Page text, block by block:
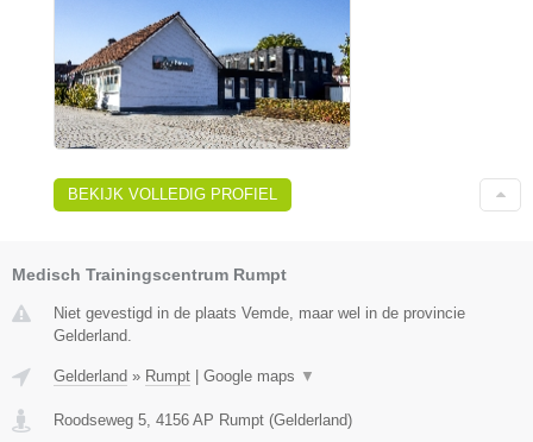
BEKIJK VOLLEDIG PROFIEL
Medisch Trainingscentrum Rumpt
Niet gevestigd in de plaats Vemde, maar wel in de provincie
Gelderland.
Gelderland » Rumpt Google maps ▼
Roodseweg 5 4156 AP Rumpt (Gelderland)